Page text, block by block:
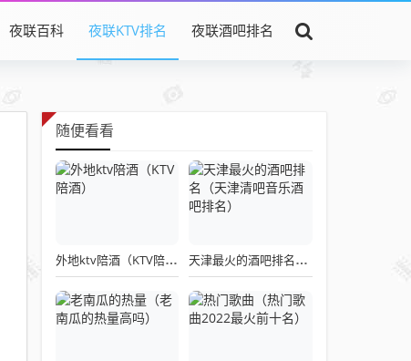
夜联百科 夜联KTV排名 夜联酒吧排名
随便看看
外地ktv陪酒（KTV陪酒） 天津最火的酒吧排名（天津清吧音乐酒吧排名）